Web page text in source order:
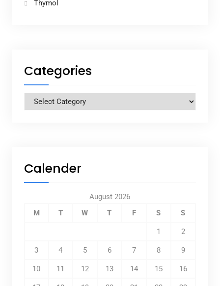
Thymol
Categories
Categories
Calender
August 2026
M
T W T F S S
1 2
3 4 5 6 7 8 9
10 11 12 13 14 15 16